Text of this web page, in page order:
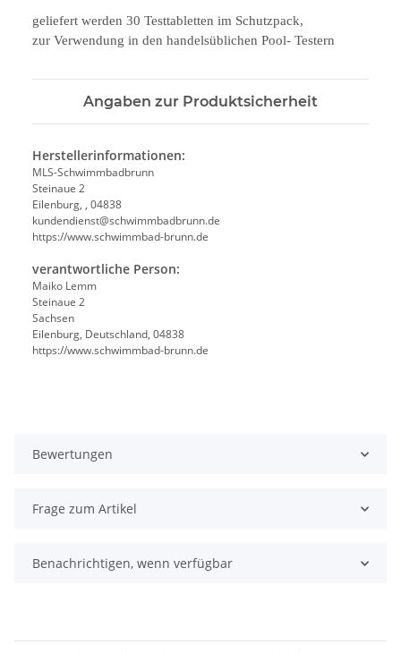
geliefert werden 30 Testtabletten im Schutzpack,
zur Verwendung in den handelsüblichen Pool- Testern
Angaben zur Produktsicherheit
Herstellerinformationen:
MLS-Schwimmbadbrunn
Steinaue 2
Eilenburg, , 04838
kundendienst@schwimmbadbrunn.de
https://www.schwimmbad-brunn.de
verantwortliche Person:
Maiko Lemm
Steinaue 2
Sachsen
Eilenburg, Deutschland, 04838
https://www.schwimmbad-brunn.de
Bewertungen
Frage zum Artikel
Benachrichtigen, wenn verfügbar